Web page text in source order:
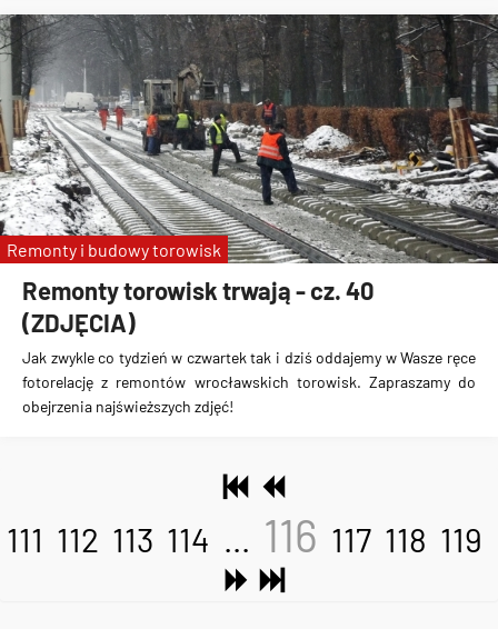
Remonty torowisk trwają - cz. 40
(ZDJĘCIA)
Jak zwykle co tydzień w czwartek tak i dziś oddajemy w Wasze ręce
fotorelację z remontów wrocławskich torowisk. Zapraszamy do
obejrzenia najświeższych zdjęć!
Remonty i budowy torowisk
111 112 113 114 ... 116 117 118 119